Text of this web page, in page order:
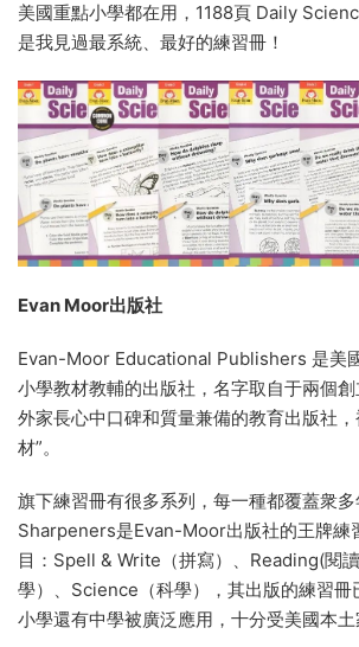
美國重點小學都在用，1188頁 Daily
是我見過最系統、最好的練習冊！
Evan Moor出版社
Evan-Moor Educational Publishers 是美
小學教材教輔的出版社，名字取自于兩個
外家長心中口碑和質量兼備的教育出版社
材”。
旗下練習冊有很多系列，每一種都覆蓋衆
Sharpeners是Evan-Moor出版社的王牌練
目：Spell & Write（拼寫）、Reading(閱
學）、Science（科學），其出版的練習冊
小學還有中學被廣泛應用，十分受美國本土